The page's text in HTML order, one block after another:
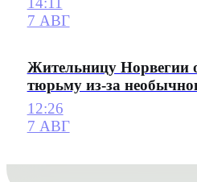
7 АВГ
Жительницу Норвегии
тюрьму из-за
12:26
7 АВГ